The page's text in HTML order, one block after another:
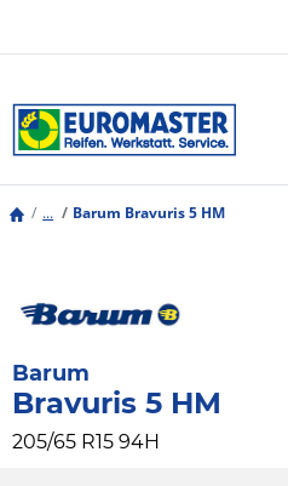
... Barum Bravuris 5 HM
Barum
Bravuris 5 HM
205/65 R15 94H